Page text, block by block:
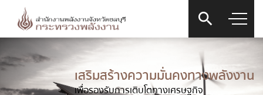
เสริมสร้างความมั่นคงทางพลังงาน
เพื่อรองรับการเติบโตทางเศรษฐกิจ